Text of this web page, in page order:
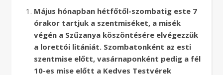
Május hónapban hétfőtől-szombatig este 7
órakor tartjuk a szentmiséket, a misék
végén a Szűzanya köszöntésére elvégezzük
a lorettói litániát. Szombatonként az esti
szentmise előtt, vasárnaponként pedig a fél
10-es mise előtt a Kedves Testvérek